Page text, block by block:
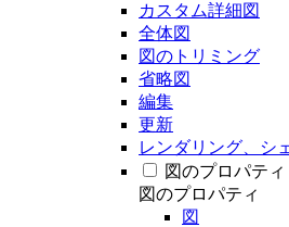
カスタム詳細図
全体図
図のトリミング
省略図
編集
更新
レンダリング、シ
図のプロパティ
図のプロパティ
図